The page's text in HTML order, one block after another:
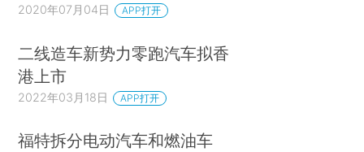
2020年07月04日 APP打开
二线造车新势力零跑汽车拟香
港上市
2022年03月18日 APP打开
福特拆分电动汽车和燃油车